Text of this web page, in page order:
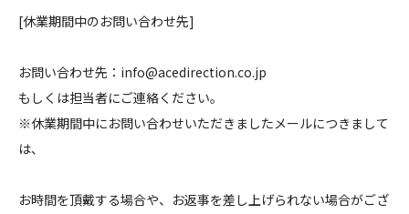
[休業期間中のお問い合わせ先]
お問い合わせ先：info@acedirection.co.jp
もしくは担当者にご連絡ください。
※休業期間中にお問い合わせいただきましたメールにつきまして
は、
お時間を頂戴する場合や、お返事を差し上げられない場合がござ